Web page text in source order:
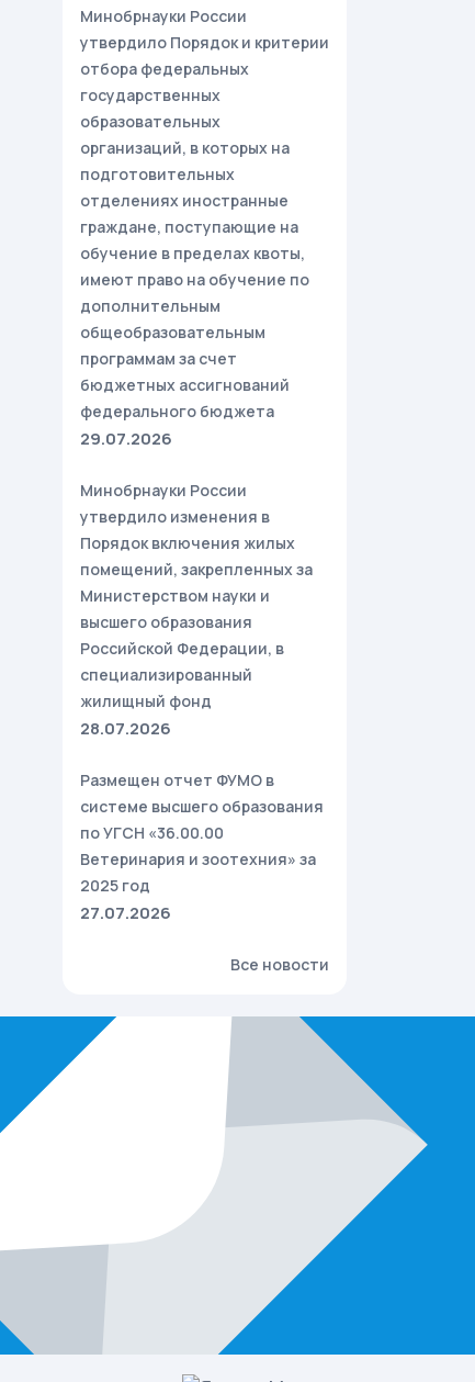
Минобрнауки России
утвердило Порядок и критерии
отбора федеральных
государственных
образовательных
организаций, в которых на
подготовительных
отделениях иностранные
граждане, поступающие на
обучение в пределах квоты,
имеют право на обучение по
дополнительным
общеобразовательным
программам за счет
бюджетных ассигнований
федерального бюджета
29.07.2026
Минобрнауки России
утвердило изменения в
Порядок включения жилых
помещений, закрепленных за
Министерством науки и
высшего образования
Российской Федерации, в
специализированный
жилищный фонд
28.07.2026
Размещен отчет ФУМО в
системе высшего образования
по УГСН «36.00.00
Ветеринария и зоотехния» за
2025 год
27.07.2026
Все новости